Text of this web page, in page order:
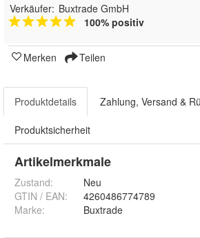
Verkäufer: Buxtrade GmbH
100% positiv
Merken Teilen
Produktdetails Zahlung, Versand &
Produktsicherheit
Artikelmerkmale
Zustand:
Neu
GTIN / EAN:
4260486774789
Marke:
Buxtrade